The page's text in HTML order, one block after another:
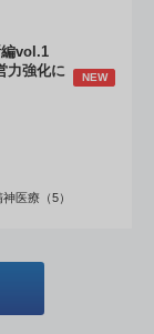
編vol.1
力強化に
NEW
医療（5）